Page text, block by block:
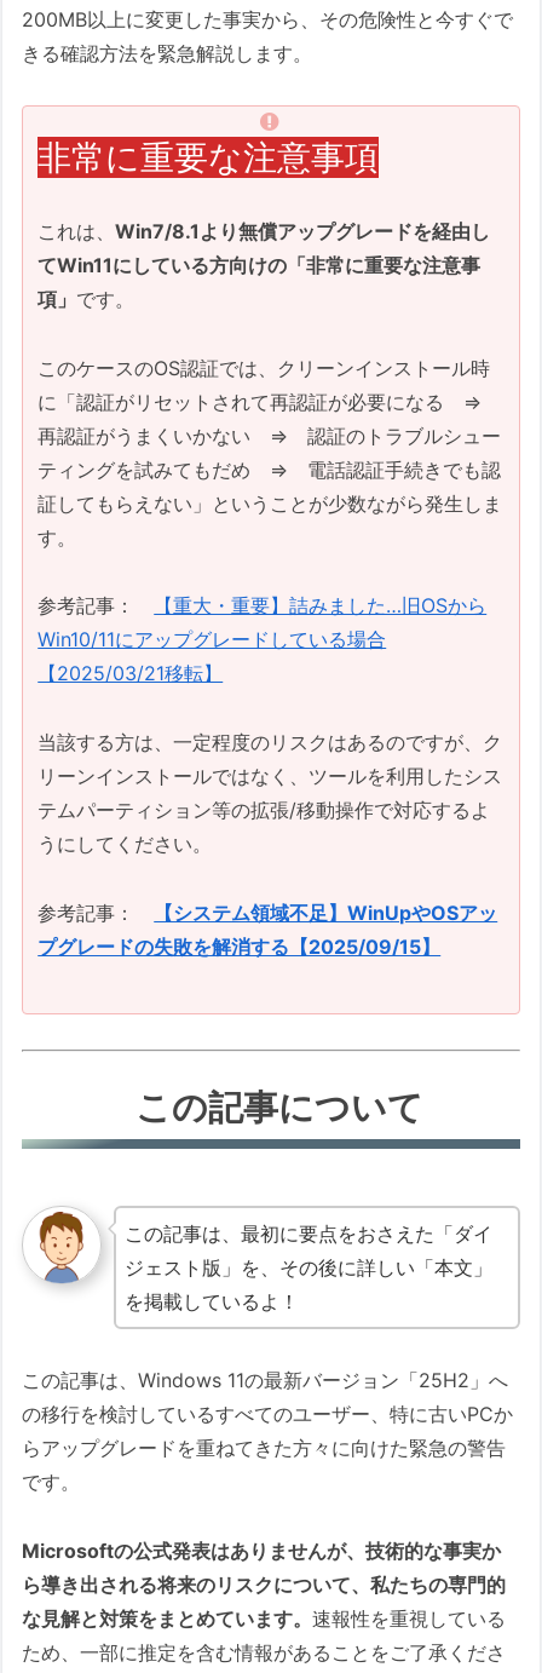
200MB以上に変更した事実から、その危険性と今すぐで
きる確認方法を緊急解説します。
非常に重要な注意事項
これは、Win7/8.1より無償アップグレードを経由し
てWin11にしている方向けの「非常に重要な注意事
項」 です。
このケースのOS認証では、クリーンインストール時
に「認証がリセットされて再認証が必要になる ⇒
再認証がうまくいかない ⇒ 認証のトラブルシュー
ティングを試みてもだめ ⇒ 電話認証手続きでも認
証してもらえない」ということが少数ながら発生しま
す。
参考記事：
【重大・重要】詰みました…旧OSから
Win10/11にアップグレードしている場合
【2025/03/21移転】
当該する方は、一定程度のリスクはあるのですが、ク
リーンインストールではなく、ツールを利用したシス
テムパーティション等の拡張/移動操作で対応するよ
うにしてください。
参考記事：
【システム領域不足】WinUpやOSアッ
プグレードの失敗を解消する【2025/09/15】
この記事について
この記事は、最初に要点をおさえた「ダイ
ジェスト版」を、その後に詳しい「本文」
を掲載しているよ！
この記事は、Windows 11の最新バージョン「25H2」へ
の移行を検討しているすべてのユーザー、特に古いPCか
らアップグレードを重ねてきた方々に向けた緊急の警告
です。
Microsoftの公式発表はありませんが、技術的な事実か
ら導き出される将来のリスクについて、私たちの専門的
な見解と対策をまとめています。速報性を重視している
ため、一部に推定を含む情報があることをご了承くださ